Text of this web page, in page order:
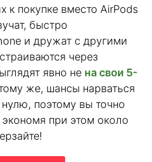
к покупке вместо AirPods
быстро
и дружат с другими
через
явно не на свои 5-
же, шансы нарваться
поэтому вы точно
при этом около